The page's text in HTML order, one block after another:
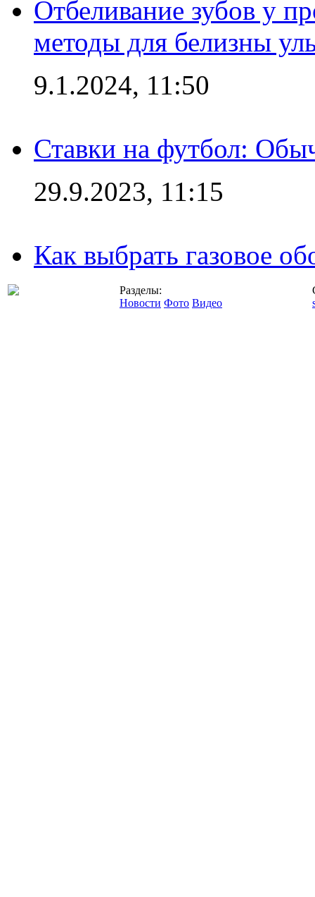
Отбеливание зубов у
методы для белизны
9.1.2024, 11:50
Ставки на футбол:
29.9.2023, 11:15
Как выбрать газовое
Разделы:
Новости Фото Видео